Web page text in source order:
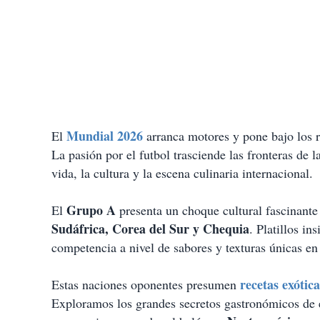
El Mundial 2026 arranca motores y pone bajo
La pasión por el futbol trasciende las fronteras de
vida, la cultura y la escena culinaria internacional.
El Grupo A presenta un choque cultural
Sudáfrica, Corea del Sur y Chequia. Platillos
competencia a nivel de sabores y texturas únicas
Estas naciones oponentes presumen recetas
Exploramos los grandes secretos gastronómicos